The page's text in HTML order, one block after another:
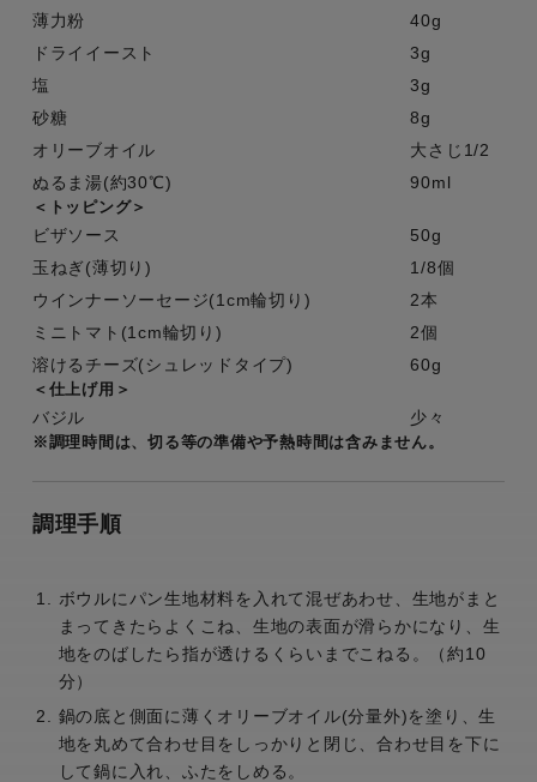
薄力粉
40g
ドライイースト
3g
塩
3g
砂糖
8g
オリーブオイル
大さじ1/2
ぬるま湯(約30℃)
90ml
＜トッピング＞
ビザソース
50g
玉ねぎ(薄切り)
1/8個
ウインナーソーセージ(1cm輪切り)
2本
ミニトマト(1cm輪切り)
2個
溶けるチーズ(シュレッドタイプ)
60g
＜仕上げ用＞
バジル 少々
※調理時間は、切る等の準備や予熱時間は含みません。
調理手順
ボウルにパン生地材料を入れて混ぜあわせ、生地がまと
まってきたらよくこね、生地の表面が滑らかになり、生
地をのばしたら指が透けるくらいまでこねる。（約10
分）
鍋の底と側面に薄くオリーブオイル(分量外)を塗り、生
地を丸めて合わせ目をしっかりと閉じ、合わせ目を下に
して鍋に入れ、ふたをしめる。